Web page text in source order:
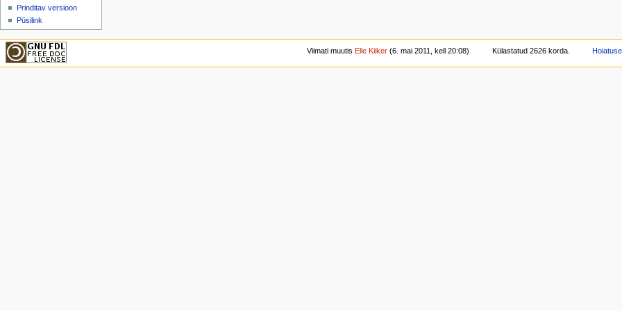
Prinditav versioon
Püsilink
Viimati muutis Elle Kiiker(6. mai 2011, kell 20:08) Külastatud 2626 korda.